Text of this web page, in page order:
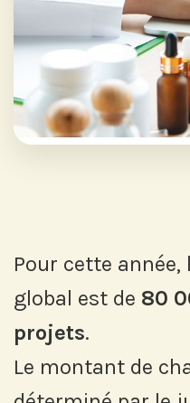
Pour cette
global est de 80
projets.
Le montant de